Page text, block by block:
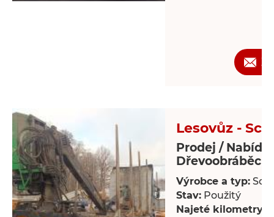
Lesovůz -
Prodej /
Dřevoobráběcí
Výrobce a typ:
Stav: Použitý
Najeté kilometry: